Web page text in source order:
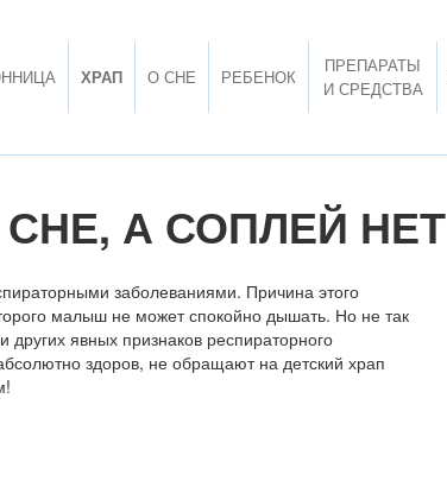
ХРАП О СНЕ РЕБЕНОК
ПРЕПАРАТЫ
И СРЕДСТВА
А СОПЛЕЙ НЕТ
заболеваниями. Причина этого
малыш не может спокойно дышать. Но не так
других явных признаков респираторного
здоров, не обращают на детский храп